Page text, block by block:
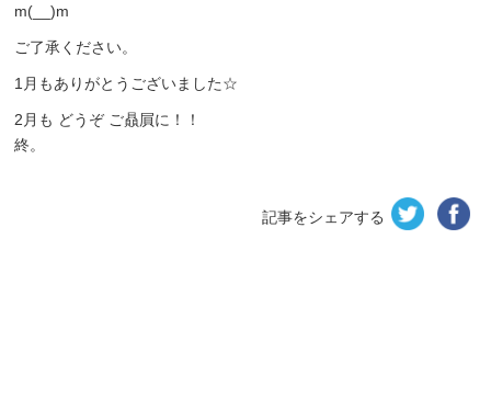
m(__)m
ご了承ください。
1月もありがとうございました☆
2月も どうぞ ご贔屓に！！
終。
記事をシェアする